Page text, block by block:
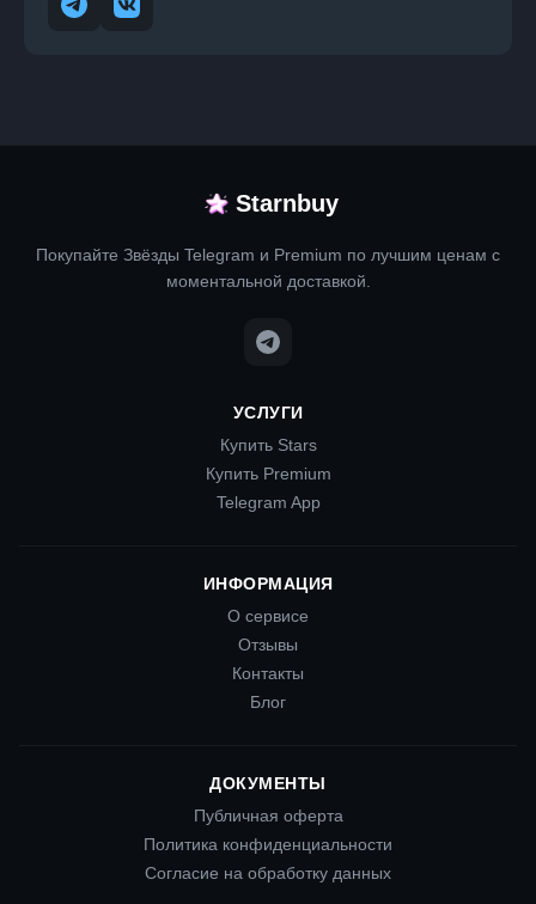
Starnbuy
Покупайте Звёзды Telegram и Premium по лучшим ценам с
моментальной доставкой.
УСЛУГИ
Купить Stars
Купить Premium
Telegram App
ИНФОРМАЦИЯ
О сервисе
Отзывы
Контакты
Блог
ДОКУМЕНТЫ
Публичная оферта
Политика конфиденциальности
Согласие на обработку данных